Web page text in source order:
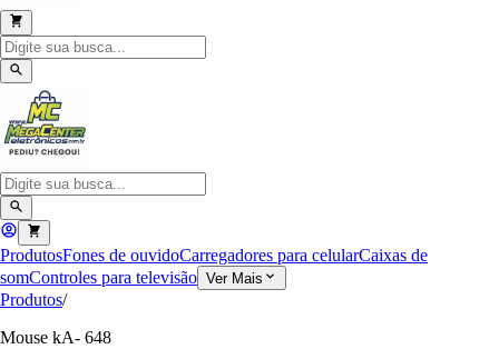
ProdutosFones de ouvidoCarregadores para celularCaixas de
somControles para televisão Ver Mais
Produtos/
Mouse kA- 648